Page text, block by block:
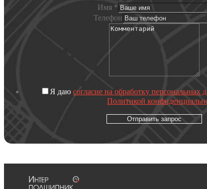
Имя *
Телефон
Я даю согласие на обработку персональных
Политикой
Отправить запрос